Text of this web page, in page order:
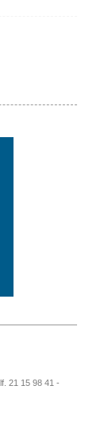
21 15 98 41 -